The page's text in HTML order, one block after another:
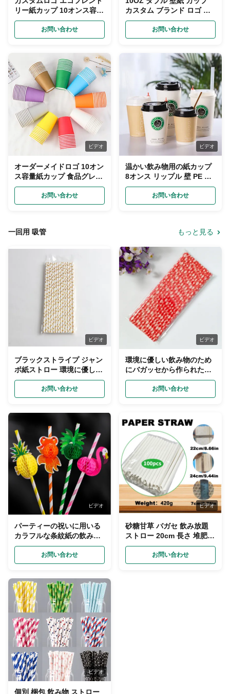
リー紙カップ 10オンス容量
100% リサイクル素材 単壁
お問い合わせ
カスタム ブランド ロゴ 環
境に優しい
お問い合わせ
ビデオ
オーダーメイドロゴ 10オン
ス容量紙カップ 食品グレー
ド紙 エコフレンドリー
お問い合わせ
ビデオ
温かい飲み物用の紙カップ
8オンス リップル 壁 PE コ
ーティング紙カップ 持ち帰
お問い合わせ
一回用 吸管 もっと見る
ビデオ
ブラックストライプ ジャン
ボ紙ストロー 環境に優しい
泡茶を飲むために使い捨て
お問い合わせ
ビデオ
環境に優しい飲み物のため
にバガッセから作られたカ
スタマイズされたカラフル
な紙飲料ストロー
お問い合わせ
ビデオ
パーティーの祝いに用いる
カラフルな条紋紙の飲み物
ストロー 20cm 長さ
お問い合わせ
ビデオ
砂糖甘草 バガセ 飲み放題
ストロー 20cm 長さ 堆肥可
能 生物分解可能
お問い合わせ
ビデオ
個別 梱包 飲み物 ストロー